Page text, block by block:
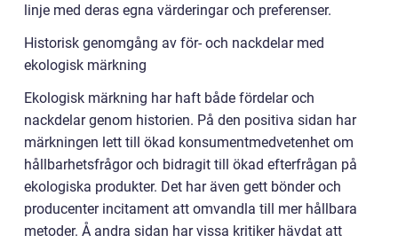
linje med deras egna värderingar och preferenser.
Historisk genomgång av för- och nackdelar med
ekologisk märkning
Ekologisk märkning har haft både fördelar och
nackdelar genom historien. På den positiva sidan har
märkningen lett till ökad konsumentmedvetenhet om
hållbarhetsfrågor och bidragit till ökad efterfrågan på
ekologiska produkter. Det har även gett bönder och
producenter incitament att omvandla till mer hållbara
metoder. Å andra sidan har vissa kritiker hävdat att